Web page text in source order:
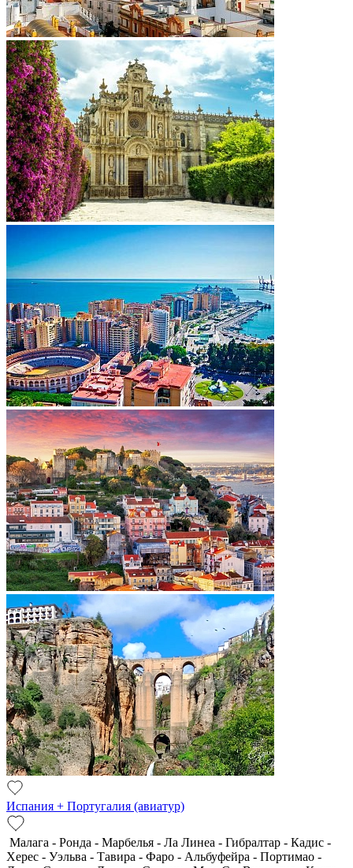
Испания + Португалия (авиатур)
Малага - Ронда - Марбелья - Ла Линеа - Гибралтар - Кадис -
Херес - Уэльва - Тавира - Фаро - Альбуфейра - Портимао -